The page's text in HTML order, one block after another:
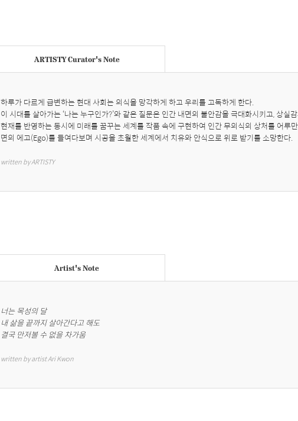
ARTISTY Curator's Note
하루가 다르게 급변하는 현대 사회는 의식을 망각하게 하고 우리를 고독하게 한다.
이 시대를 살아가는 ‘나는 누구인가?’와 같은 질문은 인간 내면의 불안감을 극대화시키고, 상실
현재를 반영하는 동시에 미래를 꿈꾸는 세계를 작품 속에 구현하여 인간 무의식의 상처를 어루
면의 에고(Ego)를 들여다보며 시공을 초월한 세계에서 치유와 안식으로 위로 받기를 소망한다.
written by ARTISTY
Artist's Note
너는 목성의 달
내 삶을 끝까지 살아간다고 해도
결국 만저볼 수 없을 차가움
written by artist Ari Kwon